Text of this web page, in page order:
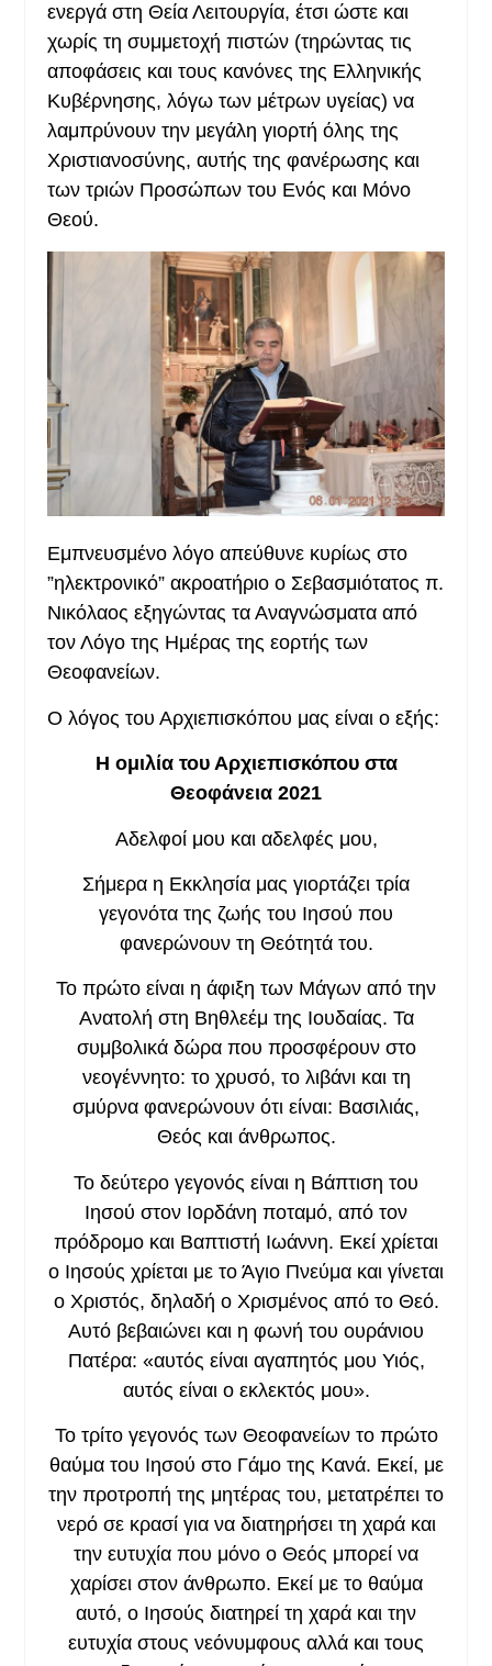
ενεργά στη Θεία Λειτουργία, έτσι ώστε και
χωρίς τη συμμετοχή πιστών (τηρώντας τις
αποφάσεις και τους κανόνες της Ελληνικής
Κυβέρνησης, λόγω των μέτρων υγείας) να
λαμπρύνουν την μεγάλη γιορτή όλης της
Χριστιανοσύνης, αυτής της φανέρωσης και
των τριών Προσώπων του Ενός και Μόνο
Θεού.
Εμπνευσμένο λόγο απεύθυνε κυρίως στο
”ηλεκτρονικό” ακροατήριο ο Σεβασμιότατος π.
Νικόλαος εξηγώντας τα Αναγνώσματα από
τον Λόγο της Ημέρας της εορτής των
Θεοφανείων.
Ο λόγος του Αρχιεπισκόπου μας είναι ο εξής:
Η ομιλίατου Αρχιεπισκόπου στα
Θεοφάνεια 2021
Αδελφοί μου και αδελφές μου,
Σήμερα η Εκκλησία μας γιορτάζει τρία
γεγονότα της ζωής του Ιησού που
φανερώνουν τη Θεότητά του.
Το πρώτο είναι η άφιξη των Μάγων από την
Ανατολή στη Βηθλεέμ της Ιουδαίας. Τα
συμβολικά δώρα που προσφέρουν στο
νεογέννητο: το χρυσό, το λιβάνι και τη
σμύρνα φανερώνουν ότι είναι: Βασιλιάς,
Θεός και άνθρωπος.
Το δεύτερο γεγονός είναι η Βάπτιση του
Ιησού στον Ιορδάνη ποταμό, από τον
πρόδρομο και Βαπτιστή Ιωάννη. Εκεί χρίεται
ο Ιησούς χρίεται με το Άγιο Πνεύμα και γίνεται
ο Χριστός, δηλαδή ο Χρισμένος από το Θεό.
Αυτό βεβαιώνει και η φωνή του ουράνιου
Πατέρα: «αυτός είναι αγαπητός μου Υιός,
αυτός είναι ο εκλεκτός μου».
Το τρίτο γεγονός των Θεοφανείων το πρώτο
θαύμα του Ιησού στο Γάμο της Κανά. Εκεί, με
την προτροπή της μητέρας του, μετατρέπει το
νερό σε κρασί για να διατηρήσει τη χαρά και
την ευτυχία που μόνο ο Θεός μπορεί να
χαρίσει στον άνθρωπο. Εκεί με το θαύμα
αυτό, ο Ιησούς διατηρεί τη χαρά και την
ευτυχία στους νεόνυμφους αλλά και τους